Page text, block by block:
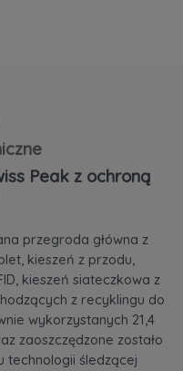
Peak z ochroną
przegroda główna z
kieszeń z przodu,
kieszeń siateczkowa z
z recyklingu do
wykorzystanych 21,4
zaoszczędzone zostało
technologii śledzącej